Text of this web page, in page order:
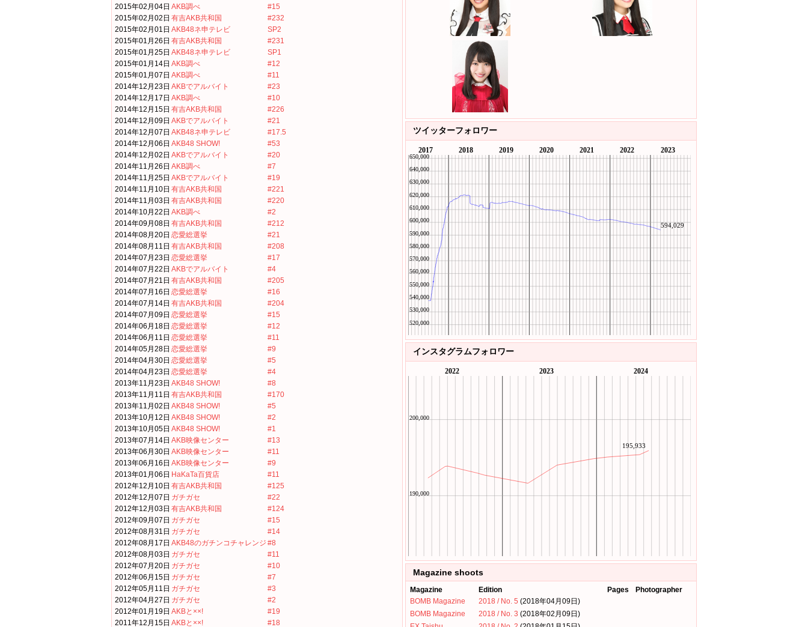
2015年02月04日 AKB調べ
#15
2015年02月02日 有吉AKB共和国
#232
2015年02月01日 AKB48ネ申テレビ
SP2
2015年01月26日 有吉AKB共和国
#231
2015年01月25日 AKB48ネ申テレビ
SP1
2015年01月14日 AKB調べ
#12
2015年01月07日 AKB調べ
#11
2014年12月23日 AKBでアルバイト
#23
2014年12月17日 AKB調べ
#10
2014年12月15日 有吉AKB共和国
#226
2014年12月09日 AKBでアルバイト
#21
2014年12月07日 AKB48ネ申テレビ
#17.5
2014年12月06日 AKB48 SHOW!
#53
2014年12月02日 AKBでアルバイト
#20
2014年11月26日 AKB調べ
#7
2014年11月25日 AKBでアルバイト
#19
2014年11月10日 有吉AKB共和国
#221
2014年11月03日 有吉AKB共和国
#220
2014年10月22日 AKB調べ
#2
2014年09月08日 有吉AKB共和国
#212
2014年08月20日 恋愛総選挙
#21
2014年08月11日 有吉AKB共和国
#208
2014年07月23日 恋愛総選挙
#17
2014年07月22日 AKBでアルバイト
#4
2014年07月21日 有吉AKB共和国
#205
2014年07月16日 恋愛総選挙
#16
2014年07月14日 有吉AKB共和国
#204
2014年07月09日 恋愛総選挙
#15
2014年06月18日 恋愛総選挙
#12
2014年06月11日 恋愛総選挙
#11
2014年05月28日 恋愛総選挙
#9
2014年04月30日 恋愛総選挙
#5
2014年04月23日 恋愛総選挙
#4
2013年11月23日 AKB48 SHOW!
#8
2013年11月11日 有吉AKB共和国
#170
2013年11月02日 AKB48 SHOW!
#5
2013年10月12日 AKB48 SHOW!
#2
2013年10月05日 AKB48 SHOW!
#1
2013年07月14日 AKB映像センター
#13
2013年06月30日 AKB映像センター
#11
2013年06月16日 AKB映像センター
#9
2013年01月06日 HaKaTa百貨店
#11
2012年12月10日 有吉AKB共和国
#125
2012年12月07日 ガチガセ
#22
2012年12月03日 有吉AKB共和国
#124
2012年09月07日 ガチガセ
#15
2012年08月31日 ガチガセ
#14
2012年08月17日 AKB48のガチンコチャレンジ #8
2012年08月03日 ガチガセ
#11
2012年07月20日 ガチガセ
#10
2012年06月15日 ガチガセ
#7
2012年05月11日 ガチガセ
#3
2012年04月27日 ガチガセ
#2
2012年01月19日 AKBと××!
#19
2011年12月15日 AKBと××!
#18
ツイッターフォロワー
インスタグラムフォロワー
Magazine shoots
Magazine Edition Pages
Photographer
BOMB Magazine
2018 / No. 5 (2018年04月09日)
BOMB Magazine
2018 / No. 3 (2018年02月09日)